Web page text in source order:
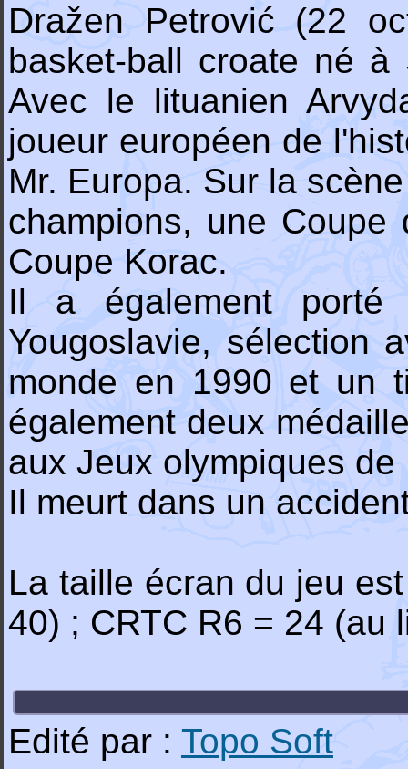
Dražen Petrović (22
basket-ball croate né
Avec le lituanien
joueur européen de
Mr. Europa. Sur la
champions, une
Coupe Korac.
Il a également porté
Yougoslavie, sélection
monde en 1990 et un
également deux
aux Jeux olympiques de
Il meurt dans un
La taille écran du jeu
40) ; CRTC R6 = 24 (au
Edité par : Topo Soft